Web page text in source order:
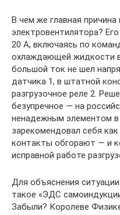
В чем же главная причина
электровентилятора?
20 А, включаясь по
охлаждающей жидкости
большой ток не шел
датчика 1, в штатной
разгрузочное реле 2.
безупречное — на
ненадежным элементом
зарекомендовал себя
контакты обгорают — и
исправной работе
Для объяснения
такое «ЭДС
Забыли? Королеве